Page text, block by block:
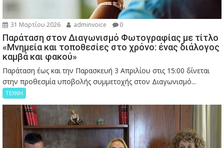
31 Μαρτίου 2026 adminvoice 0
Παράταση στον Διαγωνισμό Φωτογραφίας με τίτλο
«Μνημεία και τοποθεσίες στο χρόνο: ένας διάλογος
καμβά και φακού»
Παράταση έως και την Παρασκευή 3 Απριλίου στις 15:00 δίνεται
στην προθεσμία υποβολής συμμετοχής στον Διαγωνισμό...
ΤΕΧΝΗ